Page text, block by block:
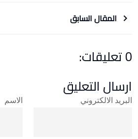
المقال السابق
0 تعليقات:
ارسال التعليق
الاسم البريد الالكتروني